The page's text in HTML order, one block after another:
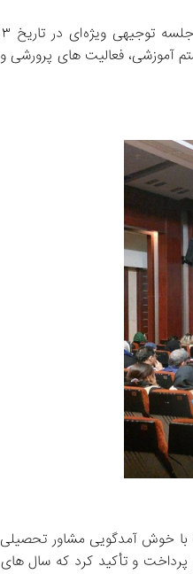
۱۴۰۳ در مجتمع فرهنگی آموزشی علامه طباطبایی برگزار شد. این جلسه فرصتی مناسب بود تا اولیا و دانش‌ آموزان با سیستم آموزشی، فعالیت‌ های پرورشی و
جلسه توجیهی با حضور اولیا و دانش‌ آموزان متقاضی ورود به پایه دهم در سالن آمفی‌ تئاتر مجتمع آغاز شد. این نشست با خوش‌ آمدگویی مشاور تحصیلی
همراه بود. ایشان ضمن ابراز خرسندی از حضور خانواده‌ ها، به بیان اهداف و رویکردهای آموزشی مجتمع علامه طباطبایی پرداخت و تأکید کرد که سال‌ های